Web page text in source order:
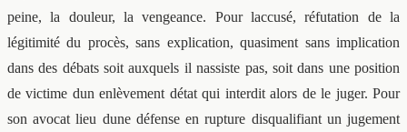
peine, la douleur, la vengeance. Pour laccusé, réfutation de la
légitimité du procès, sans explication, quasiment sans implication
dans des débats soit auxquels il nassiste pas, soit dans une position
de victime dun enlèvement détat qui interdit alors de le juger. Pour
son avocat lieu dune défense en rupture disqualifiant un jugement